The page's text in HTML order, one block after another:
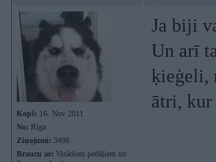
Kopš: 16. Nov 2011
No: Rīga
Ziņojumi: 3498
Braucu ar: Visādiem pedāļiem un
Ja biji
Un arī
ķieģeli,
ātri,